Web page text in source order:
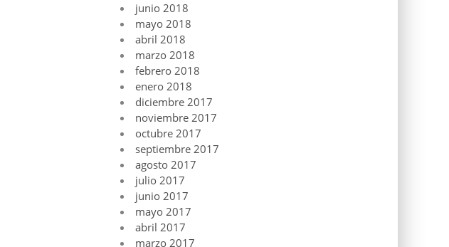
junio 2018
mayo 2018
abril 2018
marzo 2018
febrero 2018
enero 2018
diciembre 2017
noviembre 2017
octubre 2017
septiembre 2017
agosto 2017
julio 2017
junio 2017
mayo 2017
abril 2017
marzo 2017